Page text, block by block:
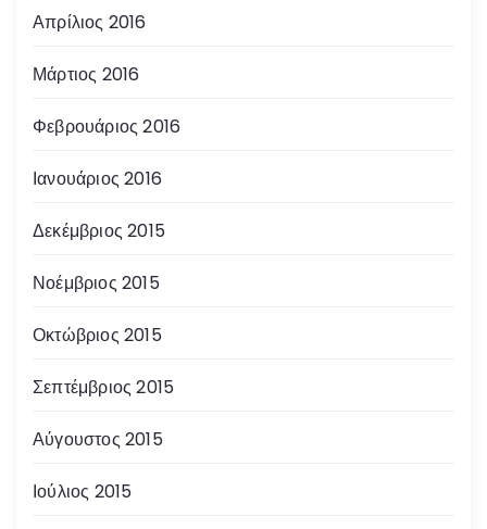
Απρίλιος 2016
Μάρτιος 2016
Φεβρουάριος 2016
Ιανουάριος 2016
Δεκέμβριος 2015
Νοέμβριος 2015
Οκτώβριος 2015
Σεπτέμβριος 2015
Αύγουστος 2015
Ιούλιος 2015